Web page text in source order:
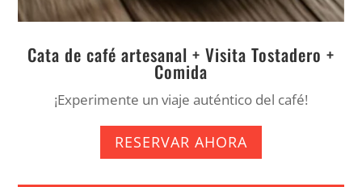
Cata de café artesanal + Visita Tostadero +
Comida
¡Experimente un viaje auténtico del café!
RESERVAR AHORA